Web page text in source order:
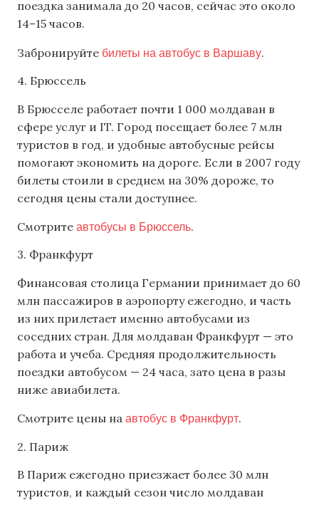
поездка занимала до 20 часов, сейчас это около
14–15 часов.
Забронируйте билеты на автобус в Варшаву.
4. Брюссель
В Брюсселе работает почти 1 000 молдаван в
сфере услуг и IT. Город посещает более 7 млн
туристов в год, и удобные автобусные рейсы
помогают экономить на дороге. Если в 2007 году
билеты стоили в среднем на 30% дороже, то
сегодня цены стали доступнее.
Смотрите автобусы в Брюссель.
3. Франкфурт
Финансовая столица Германии принимает до 60
млн пассажиров в аэропорту ежегодно, и часть
из них прилетает именно автобусами из
соседних стран. Для молдаван Франкфурт — это
работа и учеба. Средняя продолжительность
поездки автобусом — 24 часа, зато цена в разы
ниже авиабилета.
Смотрите цены на автобус в Франкфурт.
2. Париж
В Париж ежегодно приезжает более 30 млн
туристов, и каждый сезон число молдаван